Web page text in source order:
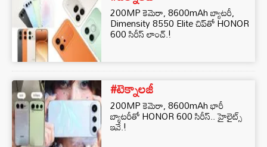
200MP కెమెరా, 8600mAh బ్యాటరీ,
Dimensity 8550 Elite చిప్‌తో HONOR
600 సిరీస్ లాంచ్.!
#టెక్నాలజీ
200MP కెమెరా, 8600mAh భారీ
బ్యాటరీతో HONOR 600 సిరీస్.. హైలైట్స్
ఇవే.!